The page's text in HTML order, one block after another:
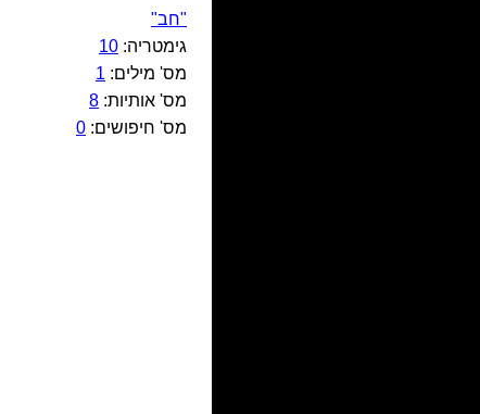
"חב"
גימטריה: 10
מס' מילים: 1
מס' אותיות: 8
מס' חיפושים: 0